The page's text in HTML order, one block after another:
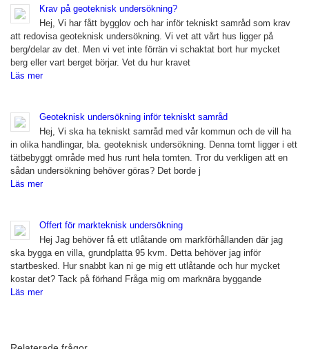
Krav på geoteknisk undersökning?
Hej, Vi har fått bygglov och har inför tekniskt samråd som krav
att redovisa geoteknisk undersökning. Vi vet att vårt hus ligger på
berg/delar av det. Men vi vet inte förrän vi schaktat bort hur mycket
berg eller vart berget börjar. Vet du hur kravet
Läs mer
Geoteknisk undersökning inför tekniskt samråd
Hej, Vi ska ha tekniskt samråd med vår kommun och de vill ha
in olika handlingar, bla. geoteknisk undersökning. Denna tomt ligger i ett
tätbebyggt område med hus runt hela tomten. Tror du verkligen att en
sådan undersökning behöver göras? Det borde j
Läs mer
Offert för markteknisk undersökning
Hej Jag behöver få ett utlåtande om markförhållanden där jag
ska bygga en villa, grundplatta 95 kvm. Detta behöver jag inför
startbesked. Hur snabbt kan ni ge mig ett utlåtande och hur mycket
kostar det? Tack på förhand Fråga mig om marknära byggande
Läs mer